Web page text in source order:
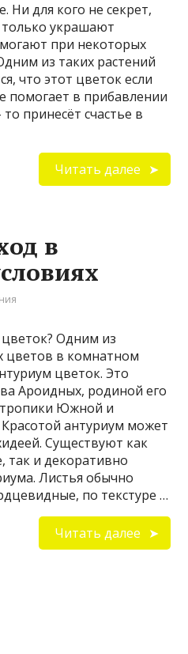
Ни для кого не секрет,
украшают
при некоторых
из таких растений
что этот цветок если
помогает в прибавлении
принесёт счастье в
Читать далее
в
Одним из
цветов в комнатном
цветок. Это
Ароидных, родиной его
Южной и
антуриум может
Существуют как
так и декоративно
Листья обычно
по текстуре …
Читать далее